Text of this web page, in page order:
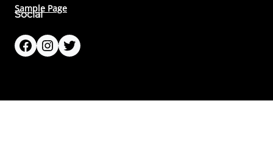
Sample Page
Social
Facebook Instagram Twitter